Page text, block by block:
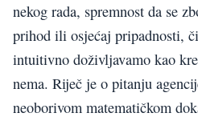
nekog rada, spremnost da se
prihod ili osjećaj pripadnosti,
intuitivno doživljavamo kao
nema. Riječ je o pitanju
neoborivom matematičkom